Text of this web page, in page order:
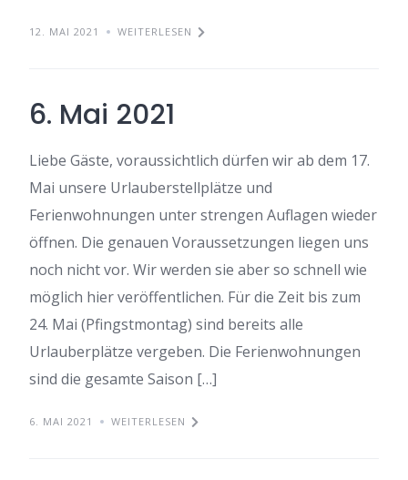
12. MAI 2021 WEITERLESEN
6. Mai 2021
Liebe Gäste, voraussichtlich dürfen wir ab dem 17.
Mai unsere Urlauberstellplätze und
Ferienwohnungen unter strengen Auflagen wieder
öffnen. Die genauen Voraussetzungen liegen uns
noch nicht vor. Wir werden sie aber so schnell wie
möglich hier veröffentlichen. Für die Zeit bis zum
24. Mai (Pfingstmontag) sind bereits alle
Urlauberplätze vergeben. Die Ferienwohnungen
sind die gesamte Saison […]
6. MAI 2021 WEITERLESEN